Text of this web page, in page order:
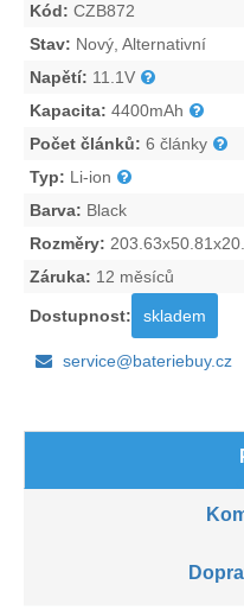
Kód: CZB872
Stav: Nový, Alternativní
Napětí: 11.1V
Kapacita: 4400mAh
Počet článků: 6 články
Typ: Li-ion
Barva: Black
Rozměry:
Záruka: 12 měsíců
Dostupnost: skladem
service@bateriebuy.cz